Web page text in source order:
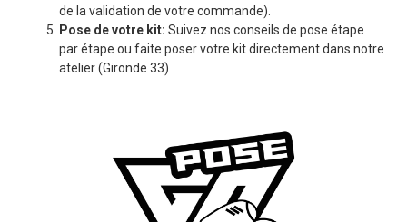
de la validation de votre commande).
Pose de votre kit: Suivez nos conseils de pose étape
par étape ou faite poser votre kit directement dans notre
atelier (Gironde 33)